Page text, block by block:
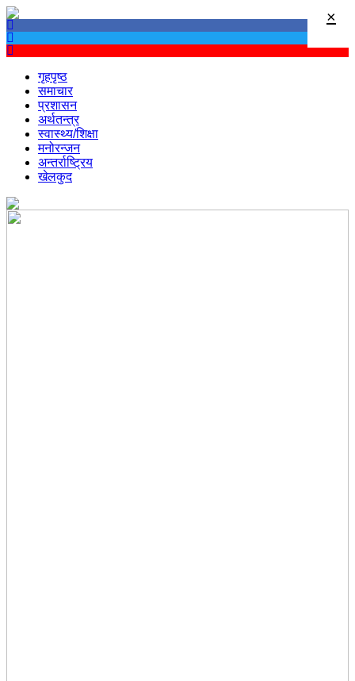
गृहपृष्ठ
समाचार
प्रशासन
अर्थतन्त्र
स्वास्थ्य/शिक्षा
मनोरन्जन
अन्तर्राष्ट्रिय
खेलकुद
×